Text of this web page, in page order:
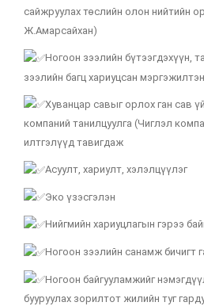
сайжруулах төслийн олон нийтийн
Ж.Амарсайхан)
Ногоон зээлийн бүтээгдэхүүн,
зээлийн багц хариуцсан
Хуванцар савыг орлох ган сав
компаний танилцуулга (Чиглэл
илтгэлүүд тавигдаж
Асуулт, хариулт, хэлэлцүүлэг
Эко үзэсгэлэн
Нийгмийн хариуцлагын гэрээ
Ногоон зээлийн санамж бичигт
Ногоон байгууламжийг
бууруулах зорилтот жилийн туг